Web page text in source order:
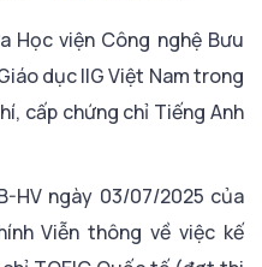
Học viện Công nghệ Bưu
dục IIG Việt Nam trong
cấp chứng chỉ Tiếng Anh
HV ngày 03/07/2025 của
Viễn thông về việc kế